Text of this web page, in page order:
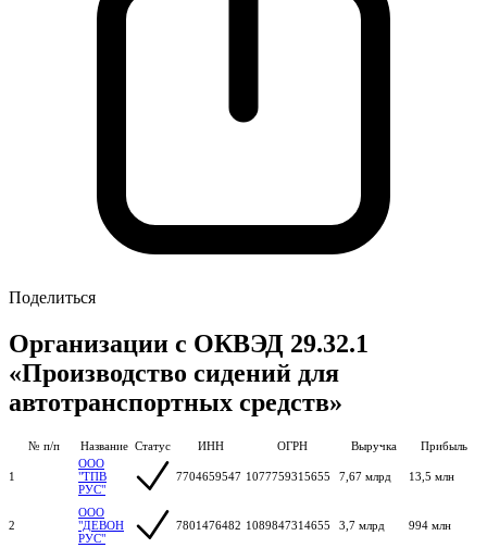
Поделиться
Организации с ОКВЭД 29.32.1
«Производство сидений для
автотранспортных средств»
№ п/п Название Статус ИНН ОГРН Выручка Прибыль
1
ООО
"ТПВ
РУС"
7704659547 1077759315655 7,67 млрд 13,5 млн
2
ООО
"ДЕВОН
РУС"
7801476482 1089847314655 3,7 млрд 994 млн